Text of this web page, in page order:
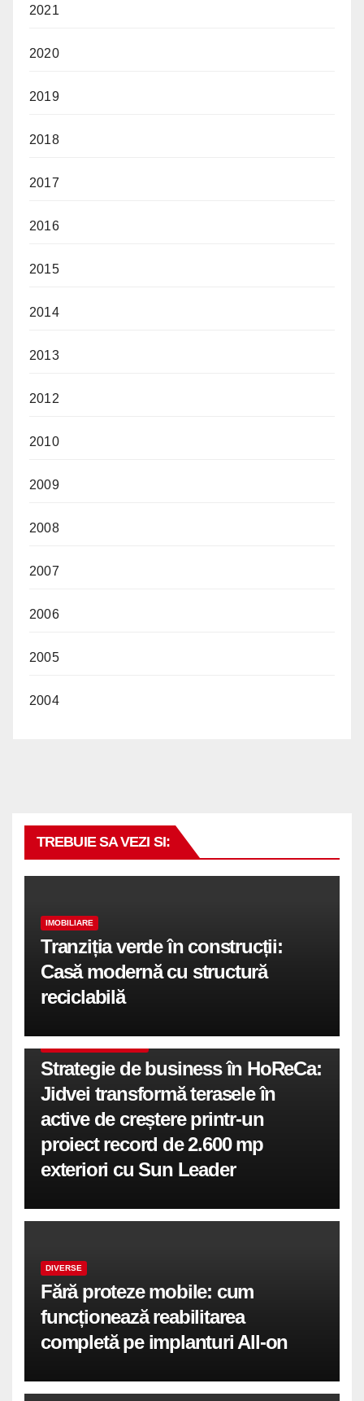
2021
2020
2019
2018
2017
2016
2015
2014
2013
2012
2010
2009
2008
2007
2006
2005
2004
TREBUIE SA VEZI SI:
IMOBILIARE
Tranziția verde în construcții:
Casă modernă cu structură
reciclabilă
Strategie de business în HoReCa:
Jidvei transformă terasele în
active de creștere printr-un
proiect record de 2.600 mp
exteriori cu Sun Leader
DIVERSE
Fără proteze mobile: cum
funcționează reabilitarea
completă pe implanturi All-on